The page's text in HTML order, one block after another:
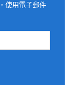
使用電子郵件